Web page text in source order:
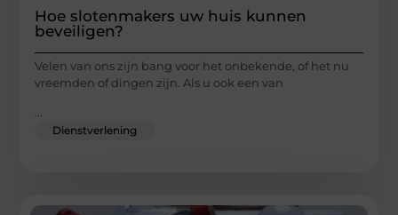
Hoe slotenmakers uw huis kunnen
beveiligen?
Velen van ons zijn bang voor het onbekende, of het nu
vreemden of dingen zijn. Als u ook een van
...
Dienstverlening